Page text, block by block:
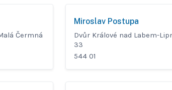
Čermná
Miroslav Postupa
Dvůr Králové nad Labem-
33
544 01